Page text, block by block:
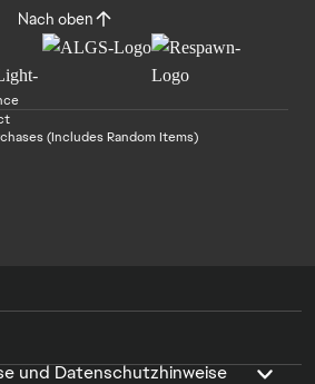
Nach oben
(Includes Random Items)
und Datenschutzhinweise